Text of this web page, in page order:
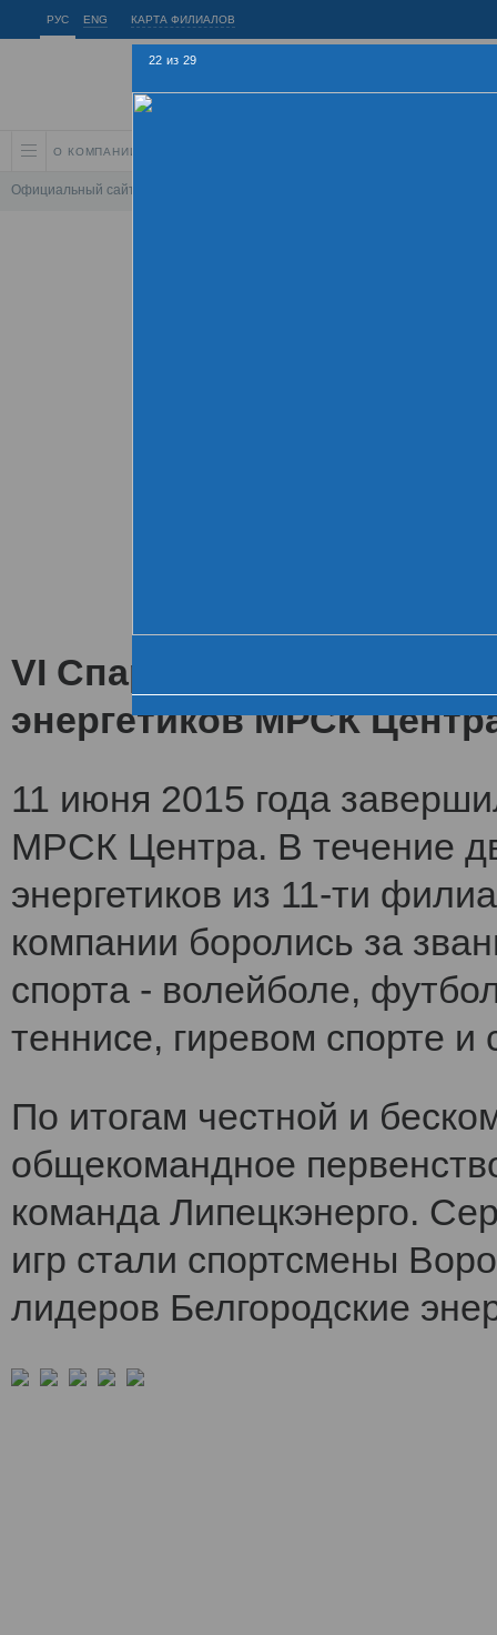
РУС ENG КАРТА ФИЛИАЛОВ
О КОМПАНИИ
Официальный сайт
VI Спартакиада
энергетиков МРСК
11 июня 2015 года
МРСК Центра. В течение
энергетиков из 11-ти
компании боролись за
спорта - волейболе,
теннисе, гиревом спорте и
По итогам честной и
общекомандное
команда Липецкэнерго.
игр стали спортсмены
лидеров Белгородские
22 из 29